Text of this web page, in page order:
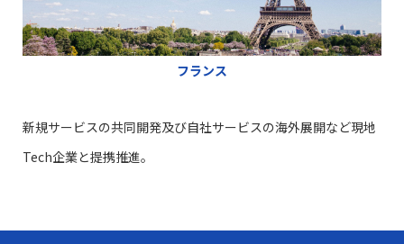
フランス
新規サービスの共同開発及び自社サービスの海外展開など現地
Tech企業と提携推進。